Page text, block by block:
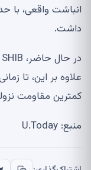
انباشت واقعی، با
داشت.
علاوه بر این، تا
کمترین مقاومت
منبع: U.Today